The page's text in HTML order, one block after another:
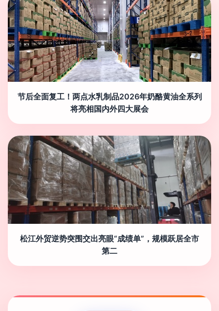
节后全面复工！两点水乳制品2026年奶酪黄油全系列
将亮相国内外四大展会
松江外贸逆势突围交出亮眼“成绩单”，规模跃居全市
第二